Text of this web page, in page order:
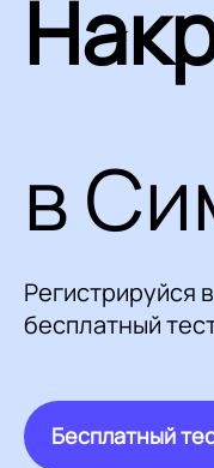
в
Регистрируйся
бесплатный
Бесплатный